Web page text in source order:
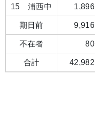
15 浦西中 1,896
期日前 9,916
不在者 80
合計 42,982